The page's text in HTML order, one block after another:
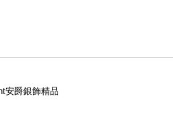
安爵銀飾精品